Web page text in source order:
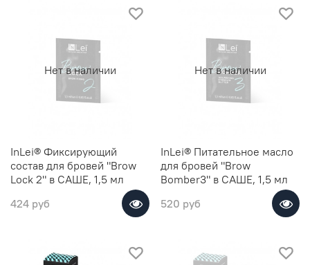
Нет в наличии
InLei® Фиксирующий
состав для бровей "Brow
Lock 2" в САШЕ, 1,5 мл
424 руб
Нет в наличии
InLei® Питательное масло
для бровей "Brow
Bomber3" в САШЕ, 1,5 мл
520 руб